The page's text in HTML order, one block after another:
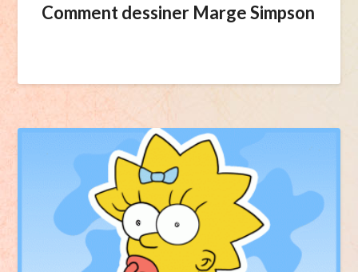
Comment dessiner Marge Simpson